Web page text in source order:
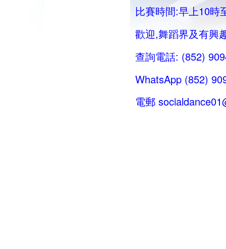
比賽時間:早上10時
歡迎,舞蹈界及有興
查詢電話: (852)
WhatsApp (852)
電郵